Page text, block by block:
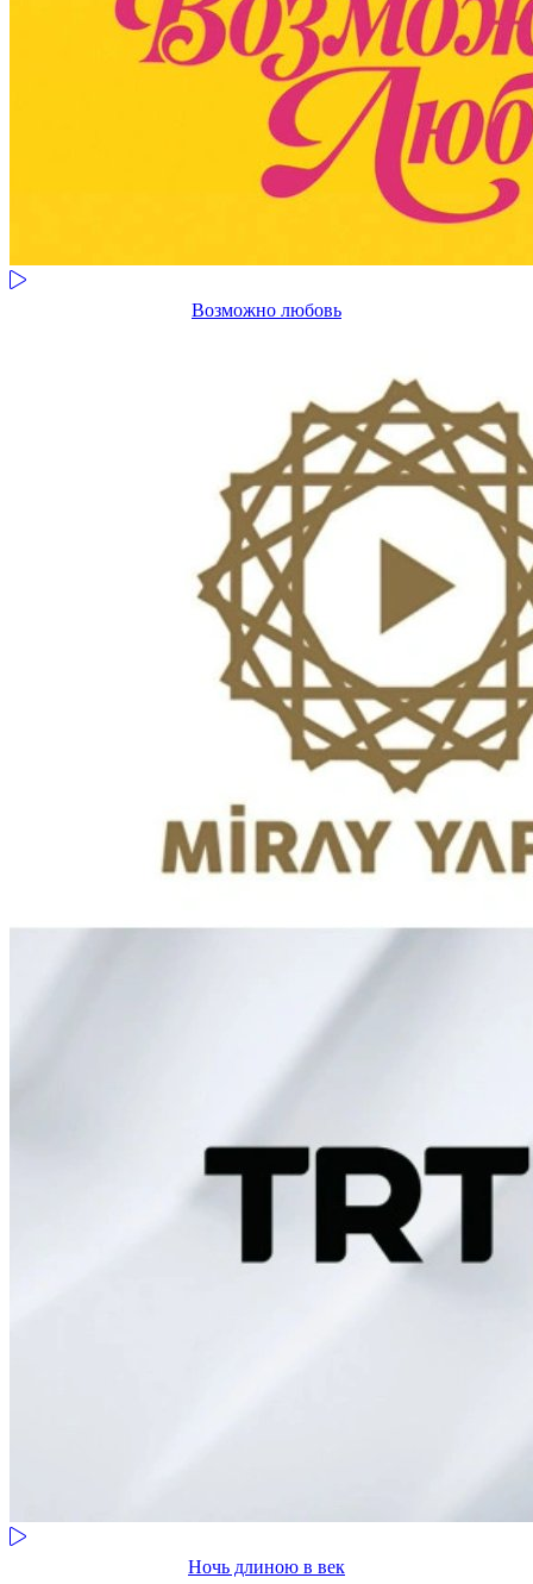
Возможно любовь
Ночь длиною в век